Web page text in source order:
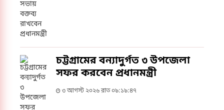
চট্টগ্রামের বন্যাদুর্গত ৩ উপজেলা
সফর করবেন প্রধানমন্ত্রী
৩ আগস্ট ২০২৬ রাত ০৯:১৯:৪৭